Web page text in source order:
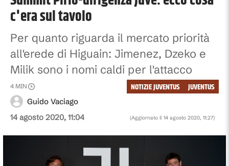
c'era sul tavolo
Per quanto riguarda il mercato priorità
all'erede di Higuain: Jimenez, Dzeko e
Milik sono i nomi caldi per l'attacco
14 agosto 2020, 11:04 (Aggiornato il 14 agosto 2020, 11:27)
Guido Vaciago
4 MIN JUVENTUS
NOTIZIE JUVENTUS